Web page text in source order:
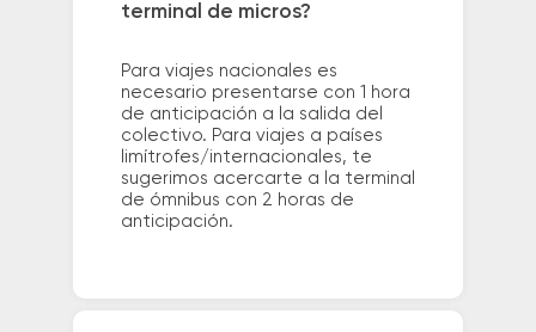
terminal de micros?
Para viajes nacionales es
necesario presentarse con 1 hora
de anticipación a la salida del
colectivo. Para viajes a países
limítrofes/internacionales, te
sugerimos acercarte a la terminal
de ómnibus con 2 horas de
anticipación.